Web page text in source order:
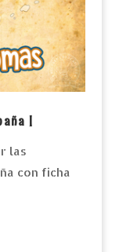
|
las
con ficha